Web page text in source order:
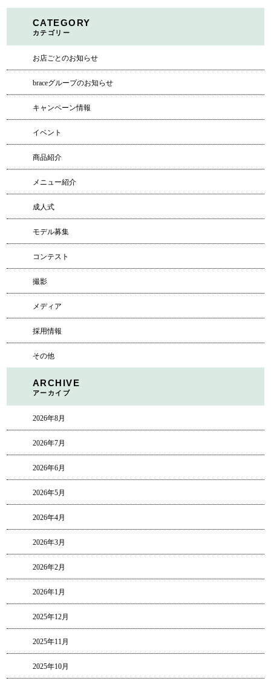
CATEGORY
カテゴリー
お店ごとのお知らせ
braceグループのお知らせ
キャンペーン情報
イベント
商品紹介
メニュー紹介
成人式
モデル募集
コンテスト
撮影
メディア
採用情報
その他
ARCHIVE
アーカイブ
2026年8月
2026年7月
2026年6月
2026年5月
2026年4月
2026年3月
2026年2月
2026年1月
2025年12月
2025年11月
2025年10月